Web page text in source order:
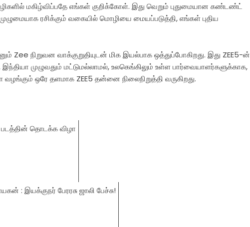
மகிழ்விப்பதே எங்கள் குறிக்கோள். இது வெறும் புதுமையான கண்டண்ட்
ரசிக்கும் வகையில் மொழியை மையப்படுத்தி, எங்கள் புதிய
Zee நிறுவன வாக்குறுதியுடன் மிக இயல்பாக ஒத்துப்போகிறது. இது ZEE5-ன்
முழுவதும் மட்டுமல்லாமல், உலகெங்கிலும் உள்ள பார்வையாளர்களுக்காக,
ஒரே தளமாக ZEE5 தன்னை நிலைநிறுத்தி வருகிறது.